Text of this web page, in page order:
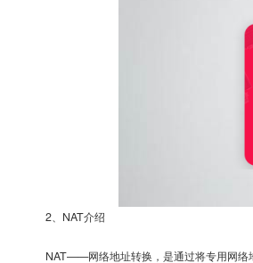
2、NAT介绍
NAT——网络地址转换，是通过将专用网络地